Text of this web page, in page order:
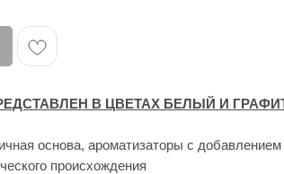
В ЦВЕТАХ БЕЛЫЙ И
основа, ароматизаторы с
происхождения